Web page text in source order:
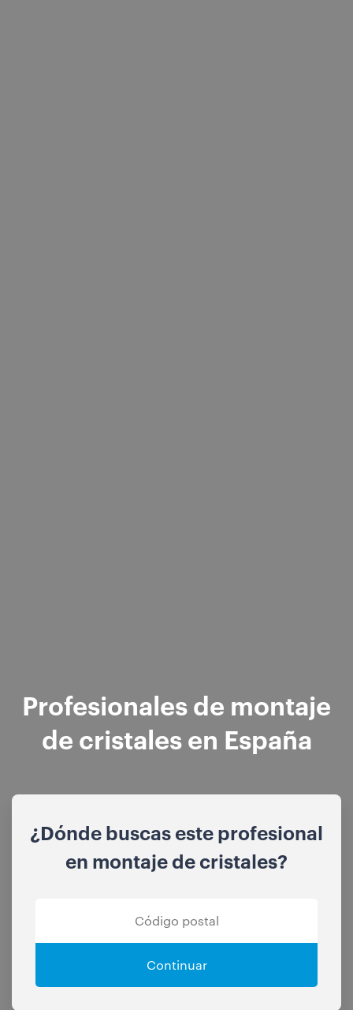
Profesionales de montaje
de cristales en España
¿Dónde buscas este profesional
en montaje de cristales?
Continuar